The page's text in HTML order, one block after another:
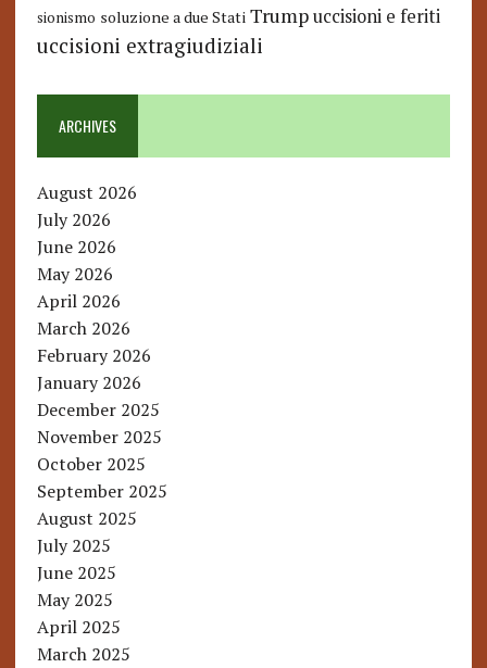
sionismo soluzione a due Stati Trump uccisioni e feriti
uccisioni extragiudiziali
ARCHIVES
August 2026
July 2026
June 2026
May 2026
April 2026
March 2026
February 2026
January 2026
December 2025
November 2025
October 2025
September 2025
August 2025
July 2025
June 2025
May 2025
April 2025
March 2025